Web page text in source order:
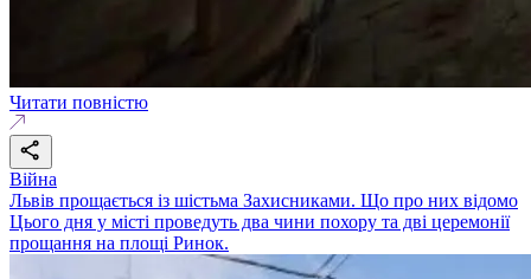
Читати повністю
Війна
Львів прощається із шістьма Захисниками. Що про них відомо
Цього дня у місті проведуть два чини похору та дві церемонії
прощання на площі Ринок.